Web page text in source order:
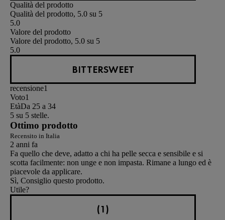
Qualità del prodotto
Qualità del prodotto, 5.0 su 5
5.0
Valore del prodotto
Valore del prodotto, 5.0 su 5
5.0
BITTERSWEET
recensione1
Voto1
EtàDa 25 a 34
5 su 5 stelle.
Ottimo prodotto
Recensito in Italia
2 anni fa
Fa quello che deve, adatto a chi ha pelle secca e sensibile e si
scotta facilmente: non unge e non impasta. Rimane a lungo ed è
piacevole da applicare.
Sì, Consiglio questo prodotto.
Utile?
(1)